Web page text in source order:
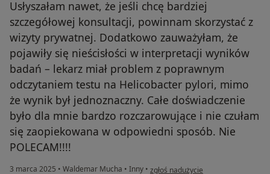
Usłyszałam nawet, że jeśli chcę bardziej
szczegółowej konsultacji, powinnam skorzystać z
wizyty prywatnej. Dodatkowo zauważyłam, że
pojawiły się nieścisłości w interpretacji wyników
badań – lekarz miał problem z poprawnym
odczytaniem testu na Helicobacter pylori, mimo
że wynik był jednoznaczny. Całe doświadczenie
było dla mnie bardzo rozczarowujące i nie czułam
się zaopiekowana w odpowiedni sposób. Nie
POLECAM!!!!
3 marca 2025 • Waldemar Mucha • Inny • w opinii użytkownika Katarzyna
zgłoś nadużycie